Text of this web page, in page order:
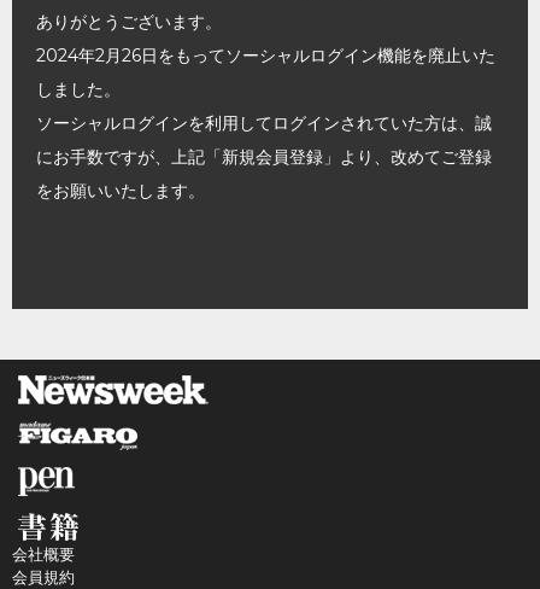
ありがとうございます。
2024年2月26日をもってソーシャルログイン機能を廃止いた
しました。
ソーシャルログインを利用してログインされていた方は、誠
にお手数ですが、上記「新規会員登録」より、改めてご登録
をお願いいたします。
会社概要
会員規約